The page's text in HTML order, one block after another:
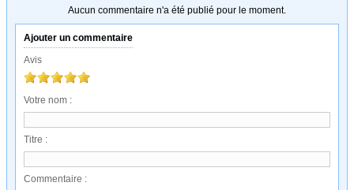
Aucun commentaire n'a été publié pour le moment.
Ajouter un commentaire
Avis
Votre nom :
Titre :
Commentaire :